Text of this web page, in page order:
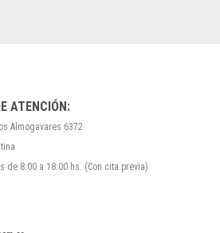
ATENCIÓN:
Almogavares 6372
de 8:00 a 18:00 hs. (Con cita previa)